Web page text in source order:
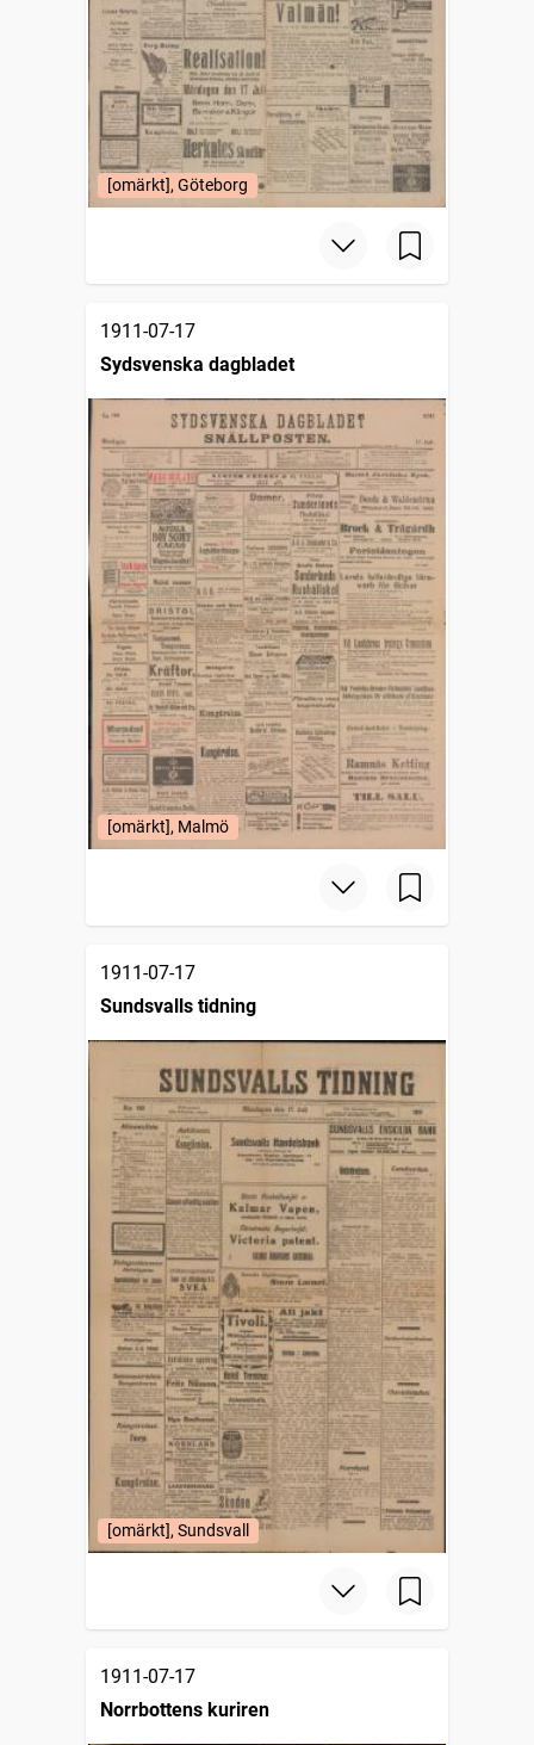
[omärkt], Göteborg
1911-07-17
Sydsvenska dagbladet
[omärkt], Malmö
1911-07-17
Sundsvalls tidning
[omärkt], Sundsvall
1911-07-17
Norrbottens kuriren